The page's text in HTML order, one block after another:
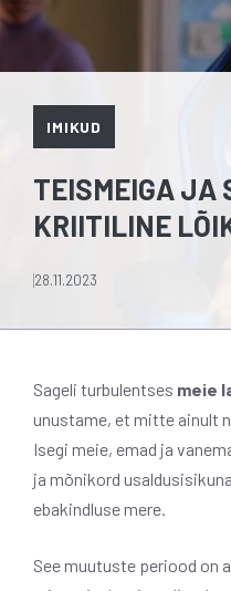
IMIKUD
TEISMEIGA JA
KRIITILINE
28.11.2023
Sageli turbulentses meie
unustame, et mitte ainult
Isegi meie, emad ja
ja mõnikord
ebakindluse mere.
See muutuste periood on